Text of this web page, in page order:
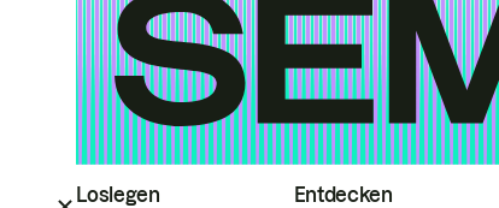
Loslegen Entdecken